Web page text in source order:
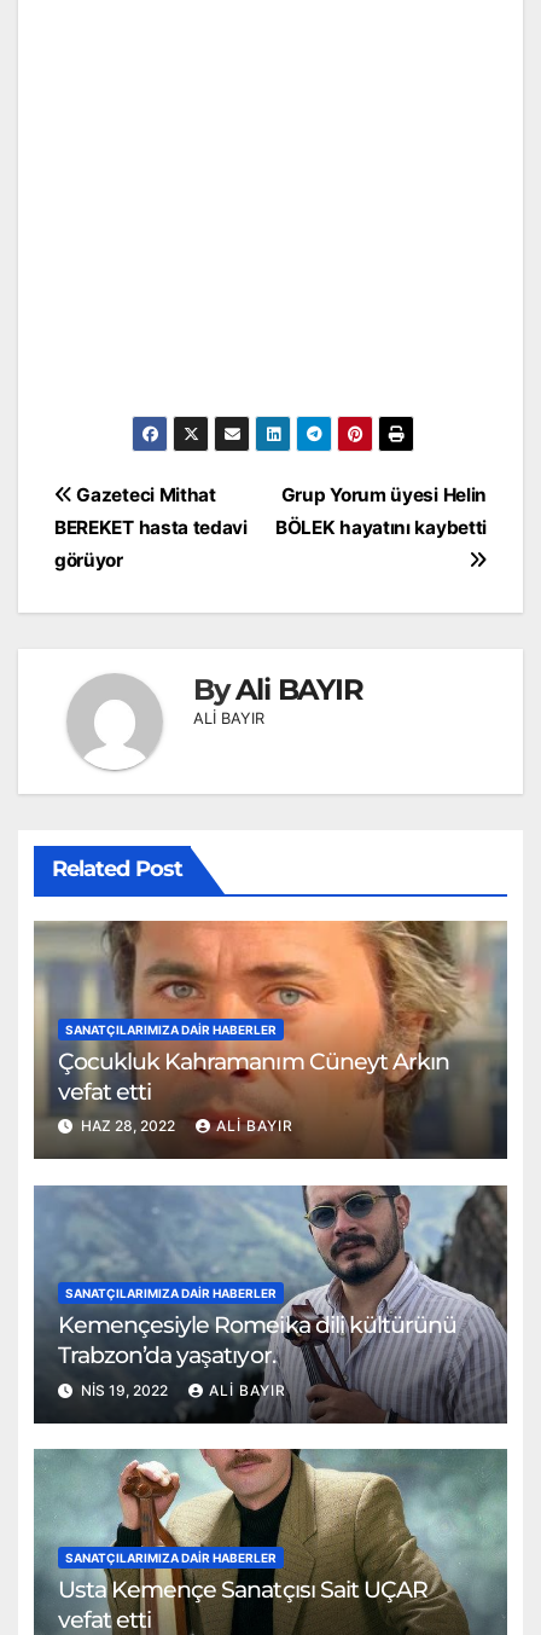
Yazı
gezinmesi
Grup Yorum üyesi Helin
BÖLEK hayatını kaybetti
Gazeteci Mithat
BEREKET hasta tedavi
görüyor
ByAli BAYIR
ALİ BAYIR
Related Post
SANATÇILARIMIZA DAIR HABERLER
Çocukluk Kahramanım Cüneyt Arkın
vefat etti
HAZ 28, 2022 ALI BAYIR
SANATÇILARIMIZA DAIR HABERLER
Kemençesiyle Romeika dili kültürünü
Trabzon’da yaşatıyor.
NIS 19, 2022 ALI BAYIR
SANATÇILARIMIZA DAIR HABERLER
Usta Kemençe Sanatçısı Sait UÇAR
vefat etti